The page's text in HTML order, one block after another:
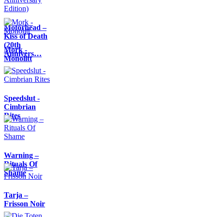
Motörhead –
Kiss of Death
(20th
Annivers…
Mork -
Monolitt
Speedslut -
Cimbrian
Rites
Warning –
Rituals Of
Shame
Tarja –
Frisson Noir